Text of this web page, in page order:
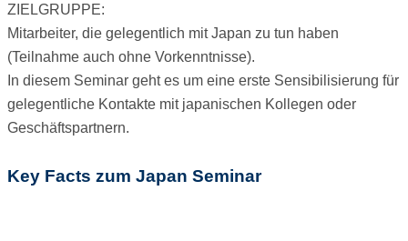
ZIELGRUPPE:
Mitarbeiter, die gelegentlich mit Japan zu tun haben
(Teilnahme auch ohne Vorkenntnisse).
In diesem Seminar geht es um eine erste Sensibilisierung für
gelegentliche Kontakte mit japanischen Kollegen oder
Geschäftspartnern.
Key Facts zum Japan Seminar